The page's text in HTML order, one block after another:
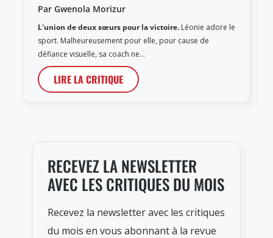
Par Gwenola Morizur
L'union de deux sœurs pour la victoire. Léonie adore le
sport. Malheureusement pour elle, pour cause de
défiance visuelle, sa coach ne…
LIRE LA CRITIQUE
RECEVEZ LA NEWSLETTER
AVEC LES CRITIQUES DU MOIS
Recevez la newsletter avec les critiques
du mois en vous abonnant à la revue